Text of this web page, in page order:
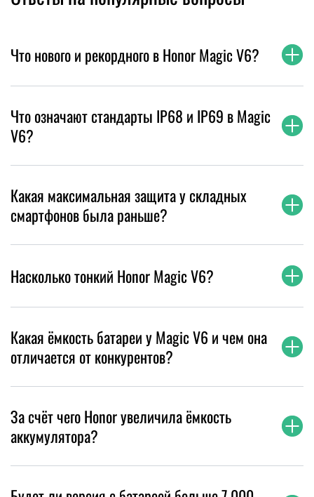
Что нового и рекордного в Honor Magic V6?
Что означают стандарты IP68 и IP69 в Magic
V6?
Какая максимальная защита у складных
смартфонов была раньше?
Насколько тонкий Honor Magic V6?
Какая ёмкость батареи у Magic V6 и чем она
отличается от конкурентов?
За счёт чего Honor увеличила ёмкость
аккумулятора?